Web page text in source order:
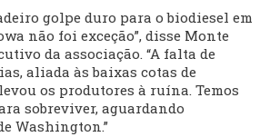
golpe duro para o biodiesel em
não foi exceção”, disse Monte
da associação. “A falta de
aliada às baixas cotas de
os produtores à ruína. Temos
sobreviver, aguardando
Washington.”